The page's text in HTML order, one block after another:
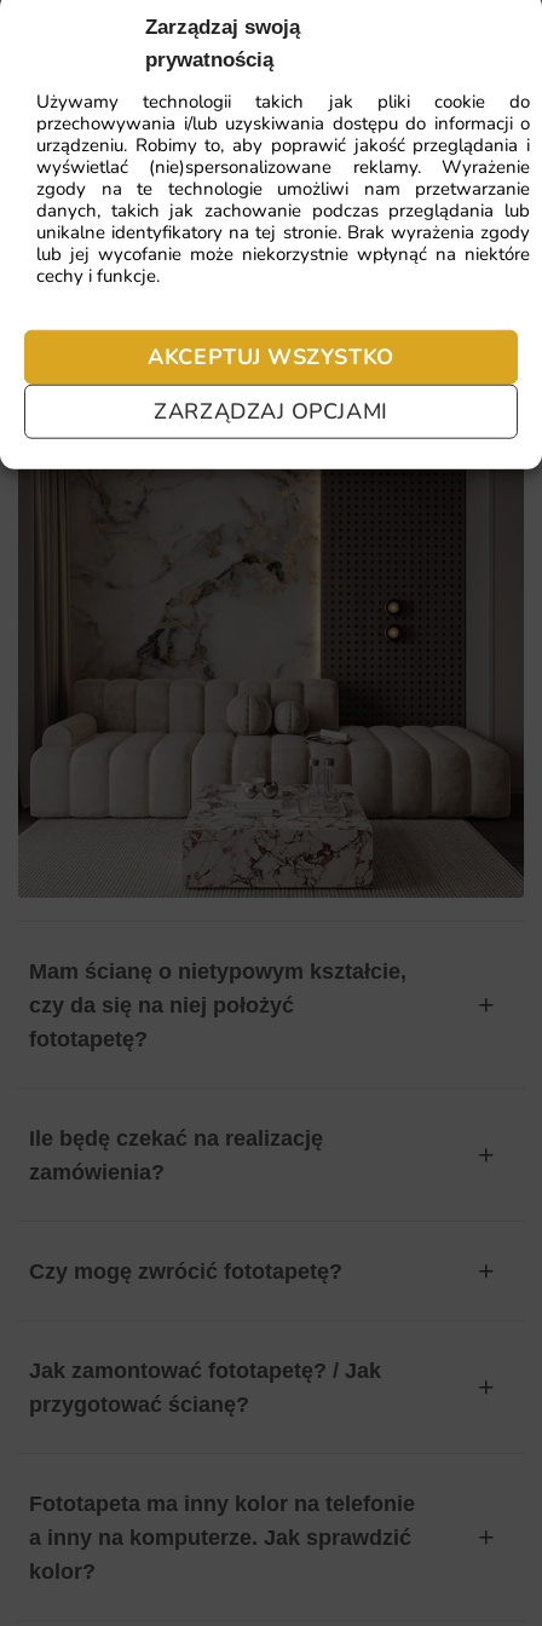
Zarządzaj swoją
prywatnością
Używamy technologii takich jak pliki cookie do
przechowywania i/lub uzyskiwania dostępu do informacji o
urządzeniu. Robimy to, aby poprawić jakość przeglądania i
wyświetlać (nie)spersonalizowane reklamy. Wyrażenie
zgody na te technologie umożliwi nam przetwarzanie
danych, takich jak zachowanie podczas przeglądania lub
unikalne identyfikatory na tej stronie. Brak wyrażenia zgody
lub jej wycofanie może niekorzystnie wpłynąć na niektóre
cechy i funkcje.
AKCEPTUJ WSZYSTKO
ZARZĄDZAJ OPCJAMI
Dlaczego warto wybrać tę fototapetę
Fototapeta to inwestycja w wieloletnią dekorację
wnętrza, która całkowicie odmienia jego charakter.
Decydując się na ten konkretny wzór, zyskujesz produkt
unikalny, trwały i dopasowany do indywidualnych potrzeb.
unikalny motyw Vintage jako wyróżnik aranżacji
trwałe i nasycone kolory z druku lateksowego HD
łatwy montaż bez specjalistycznych narzędzi
64.51zł
Najniższa cena z 30 dni:41.93zł
ZOBACZ WSZYSTKIE
Najczęściej zadawane pytania
Pomagamy i doradzamy przy każdym zakupie. Ale jeżeli
Mam ścianę o nietypowym kształcie,
czy da się na niej położyć
fototapetę?
Ile będę czekać na realizację
zamówienia?
Czy mogę zwrócić fototapetę?
Jak zamontować fototapetę? / Jak
przygotować ścianę?
Fototapeta ma inny kolor na telefonie
a inny na komputerze. Jak sprawdzić
kolor?